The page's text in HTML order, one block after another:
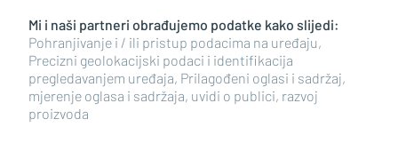
BRODSKO-POSAVSKA ŽUPANIJA
POŽEŠKO-SLAVONSKA ŽUPANIJA
Mi i naši partneri obrađujemo podatke kako slijedi:
Pohranjivanje i / ili pristup podacima na uređaju,
Precizni geolokacijski podaci i identifikacija
pregledavanjem uređaja, Prilagođeni oglasi i sadržaj,
mjerenje oglasa i sadržaja, uvidi o publici, razvoj
proizvoda